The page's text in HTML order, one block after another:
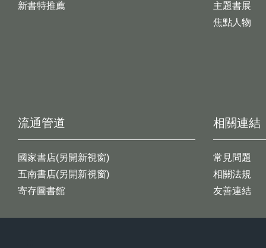
新書特推薦
主題書展
焦點人物
流通管道
國家書店(另開新視窗)
五南書店(另開新視窗)
寄存圖書館
相關連結
常見問題
相關法規
友善連結